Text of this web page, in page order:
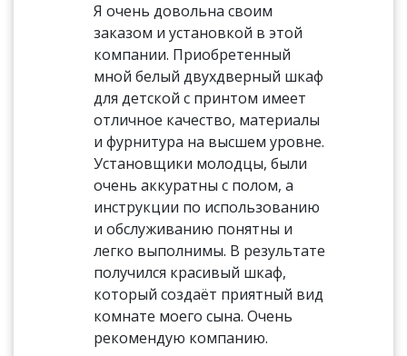
Я очень довольна своим
заказом и установкой в этой
компании. Приобретенный
мной белый двухдверный шкаф
для детской с принтом имеет
отличное качество, материалы
и фурнитура на высшем уровне.
Установщики молодцы, были
очень аккуратны с полом, а
инструкции по использованию
и обслуживанию понятны и
легко выполнимы. В результате
получился красивый шкаф,
который создаёт приятный вид
комнате моего сына. Очень
рекомендую компанию.